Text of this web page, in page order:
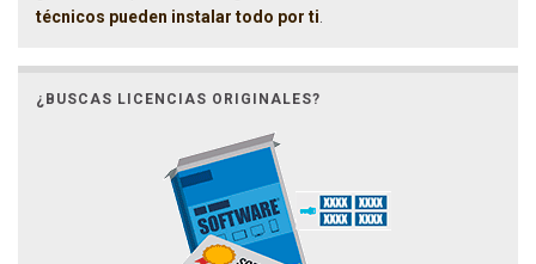
técnicos pueden instalar todo por ti
¿BUSCAS LICENCIAS ORIGINALES?